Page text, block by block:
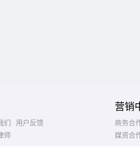
们
用户反馈
师
营销
商务合
媒资合